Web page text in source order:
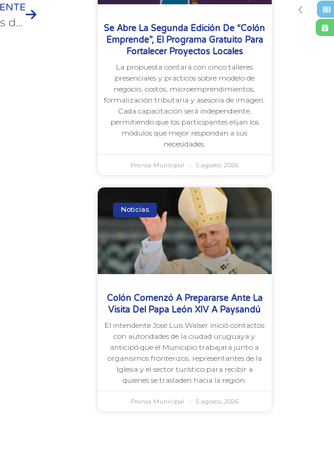
Se vacunó a 600 niños con primeras dosis en Club Sauce
Se Abre La Segunda Edición De “Colón
Emprende”, El Programa Gratuito Para
Fortalecer Proyectos Locales
La propuesta contará con cinco talleres
presenciales y prácticos sobre modelo de
negocio, costos, microemprendimientos,
formalización tributaria y asesoría de imagen.
Cada capacitación será independiente,
permitiendo que los participantes elijan los
módulos que mejor respondan a sus
necesidades.
Prensa Municipal 5 agosto, 2026
Noticias
Colón Comenzó A Prepararse Ante La
Visita Del Papa León XIV A Paysandú
El intendente José Luis Walser inició contactos
con autoridades de la ciudad uruguaya y
anticipó que el Municipio trabajará junto a
organismos fronterizos, representantes de la
Iglesia y el sector turístico para recibir a
quienes se trasladen hacia la región.
Prensa Municipal 5 agosto, 2026